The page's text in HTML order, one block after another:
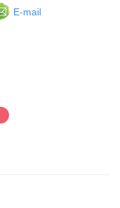
E-mail